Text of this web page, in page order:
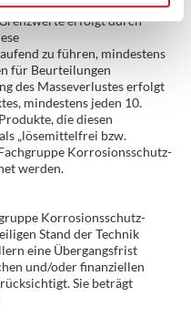
erfolgt durch
zu führen, mindestens
für Beurteilungen
des Masseverlustes erfolgt
mindestens jeden 10.
die diesen
„lösemittelfrei bzw.
Korrosionsschutz-
werden.
Korrosionsschutz-
Stand der Technik
eine Übergangsfrist
und/oder finanziellen
Sie beträgt